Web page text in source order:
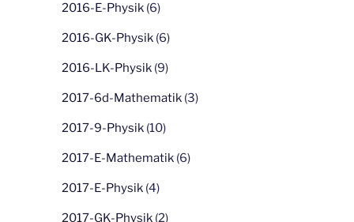
2016-E-Physik (6)
2016-GK-Physik (6)
2016-LK-Physik (9)
2017-6d-Mathematik (3)
2017-9-Physik (10)
2017-E-Mathematik (6)
2017-E-Physik (4)
2017-GK-Physik (2)